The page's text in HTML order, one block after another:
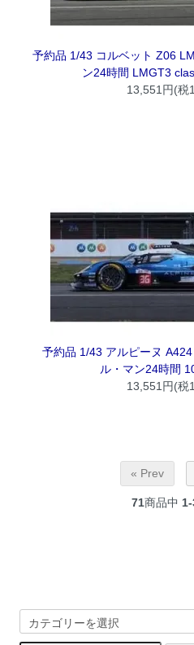
予約品 1/43 コルベット Z06
ン24時間 LMGT3
13,551円(税
予約品 1/43 アルピーヌ
ル・マン24時間
13,551円(税
« Prev
71商品中